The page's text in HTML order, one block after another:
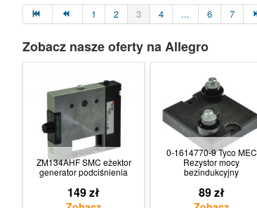
1 2 3 4 ... 6 7
Zobacz nasze oferty na Allegro
ZM134AHF SMC eżektor
generator podciśnienia
149 zł
0-1614770-9 Tyco MEC
Rezystor mocy
bezindukcyjny
89 zł